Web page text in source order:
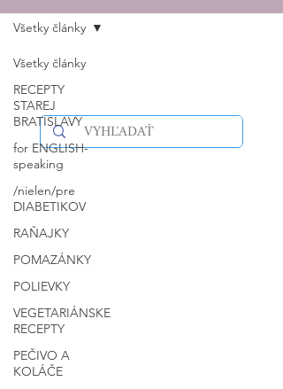
Všetky články
RECEPTY
STAREJ
BRATISLAVY
for ENGLISH-
speaking
/nielen/pre
DIABETIKOV
RAŇAJKY
POMAZÁNKY
POLIEVKY
VEGETARIÁNSKE
RECEPTY
PEČIVO A
KOLÁČE
Všetky články